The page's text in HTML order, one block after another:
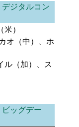
デジタルコン
）
オ（中）、ホ
ル（加）、ス
ビッグデー